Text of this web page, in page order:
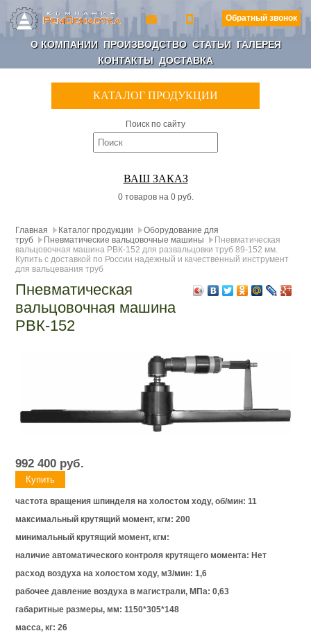
Обратный звонок
О КОМПАНИИ ПРОИЗВОДСТВО СТАТЬИ ГАЛЕРЕЯ
КОНТАКТЫ ДОСТАВКА
КАТАЛОГ ПРОДУКЦИИ
Поиск по сайту
ВАШ ЗАКАЗ
0 товаров на 0 руб.
Главная Каталог продукции
Оборудование для
труб
Пневматические вальцовочные машины
Пневматическая
вальцовочная машина РВК-152 для развальцовки труб 89-152 мм.
Купить с доставкой по России надежный и качественный инструмент
для вальцевания труб
Пневматическая
вальцовочная машина
РВК-152
992 400 руб.
частота вращения шпинделя на холостом ходу, об/мин: 11
максимальный крутящий момент, кгм: 200
минимальный крутящий момент, кгм:
наличие автоматического контроля крутящего момента: Нет
расход воздуха на холостом ходу, м3/мин: 1,6
рабочее давление воздуха в магистрали, МПа: 0,63
габаритные размеры, мм: 1150*305*148
масса, кг: 26